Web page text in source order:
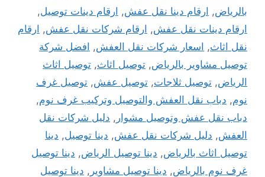
بالرياض, ارقام دينا نقل عفش, ارقام دينات توصيل,
ارقام دينات نقل عفش, ارقام شركات نقل عفش, ارقام
نقل اثاث, اسعار شركات نقل العفش, افضل شركة
توصيل مشاوير بالرياض, توصيل اثاث, توصيل اثاث
الرياض, توصيل ثلاجات, توصيل عفش, توصيل غرف
نوم, دباب نقل العفش والتوصيل وتركيب غرف نوم,
دباب نقل عفش وتوصيل مشوار , دليل شركات نقل
العفش, دليل شركات نقل عفش, دينا توصيل, دينا
توصيل اثاث بالرياض, دينا توصيل الرياض, دينا توصيل
غرف نوم بالرياض, دينا توصيل مشاوير , دينا توصيل